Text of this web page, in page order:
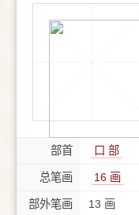
部首 ⼝ 部
总笔画 16 画
部外笔画 13 画